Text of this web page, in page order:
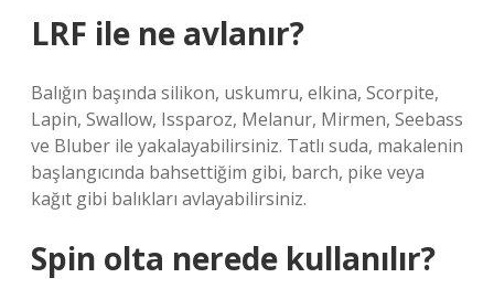
LRF ile ne avlanır?
Balığın başında silikon, uskumru, elkina, Scorpite,
Lapin, Swallow, Issparoz, Melanur, Mirmen, Seebass
ve Bluber ile yakalayabilirsiniz. Tatlı suda, makalenin
başlangıcında bahsettiğim gibi, barch, pike veya
kağıt gibi balıkları avlayabilirsiniz.
Spin olta nerede kullanılır?